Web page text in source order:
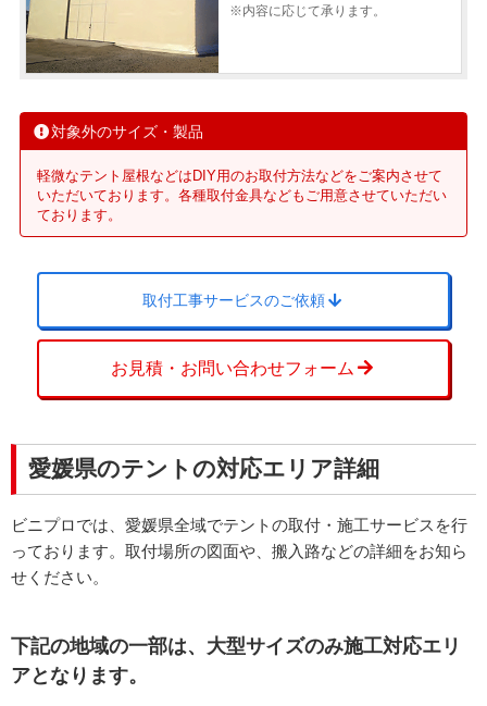
※内容に応じて承ります。
対象外のサイズ・製品
軽微なテント屋根などはDIY用のお取付方法などをご案内させて
いただいております。各種取付金具などもご用意させていただい
ております。
取付工事サービスのご依頼
お見積・お問い合わせフォーム
愛媛県のテントの対応エリア詳細
ビニプロでは、愛媛県全域でテントの取付・施工サービスを行
っております。取付場所の図面や、搬入路などの詳細をお知ら
せください。
下記の地域の一部は、大型サイズのみ施工対応エリ
アとなります。